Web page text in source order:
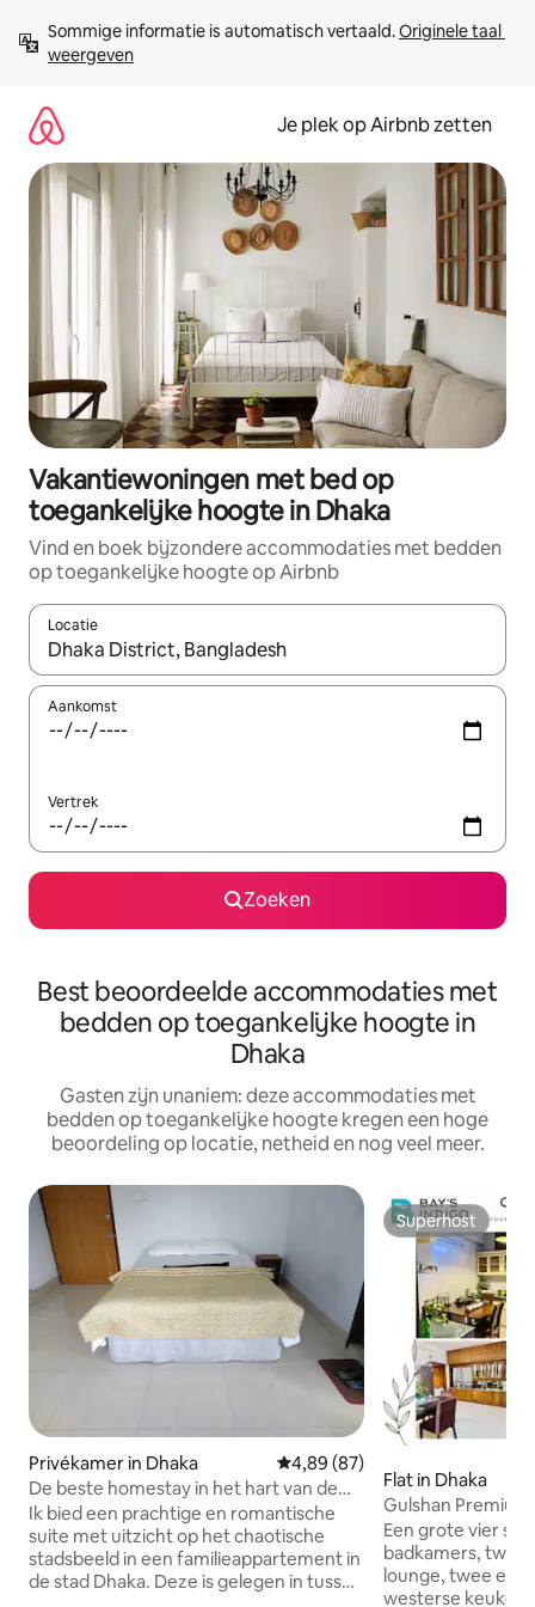
direct
naar
Sommige informatie is automatisch vertaald. Originele taal
weergeven
Je plek op Airbnb zetten
Vakantiewoningen met bed op
toegankelijke hoogte in Dhaka
Vind en boek bijzondere accommodaties met bedden
op toegankelijke hoogte op Airbnb
Locatie
Wanneer er resultaten beschikbaar zijn, maak je een keuze
Aankomst
Vertrek
Zoeken
Best beoordeelde accommodaties met
bedden op toegankelijke hoogte in
Dhaka
Gasten zijn unaniem: deze accommodaties met
bedden op toegankelijke hoogte kregen een hoge
beoordeling op locatie, netheid en nog veel meer.
Privékamer in Dhaka Gemiddelde beoordeling van
4,89 (87)
De beste homestay in het hart van de
stad
Ik bied een prachtige en romantische
suite met uitzicht op het chaotische
stadsbeeld in een familieappartement in
de stad Dhaka. Deze is gelegen in tussen
Superhost
Superhost
Flat in Dhaka
Gulshan
slaapkamers
Een grote vier
badkamers,
lounge, twee
westerse keuken